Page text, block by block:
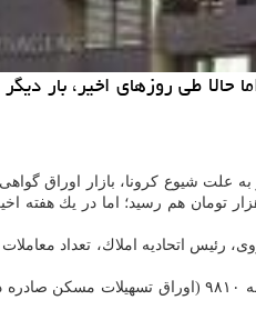
به علت شیوع كرونا، بازار اوراق
تأثیر قرار گرفته و دو هفته پر فراز و فرود را سپری كرد؛ بگونه ای كه در ایام ابتدایی نیمه دوم اسفندماه، قیمت هر برگه
رئیس اتحادیه املاك، تعداد